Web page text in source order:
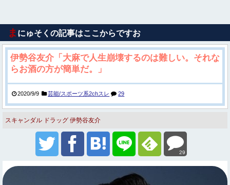
ま にゅそくの記事はここからですお
伊勢谷友介「大麻で人生崩壊するのは難しい。それな
らお酒の方が簡単だ。」
2020/9/9 芸能/スポーツ系2chスレ 29
スキャンダル ドラッグ 伊勢谷友介
29